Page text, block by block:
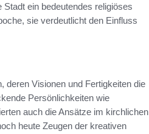
ein bedeutendes religiöses
sie verdeutlicht den Einfluss
deren Visionen und Fertigkeiten die
Persönlichkeiten wie
auch die Ansätze im kirchlichen
heute Zeugen der kreativen